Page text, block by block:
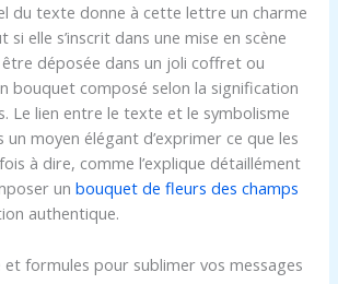
du texte donne à cette lettre un charme
elle s’inscrit dans une mise en scène
déposée dans un joli coffret ou
bouquet composé selon la signification
Le lien entre le texte et le symbolisme
un moyen élégant d’exprimer ce que les
à dire, comme l’explique détaillément
unbouquet de fleurs des champs
authentique.
formules pour sublimer vos messages